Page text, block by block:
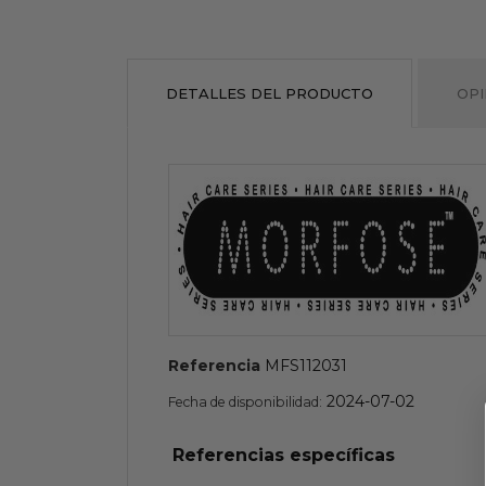
DETALLES DEL PRODUCTO
Referencia MFS112031
Fecha de disponibilidad: 2024-07-02
Referencias específicas